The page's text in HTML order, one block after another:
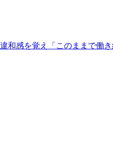
感を覚え「このままで働き